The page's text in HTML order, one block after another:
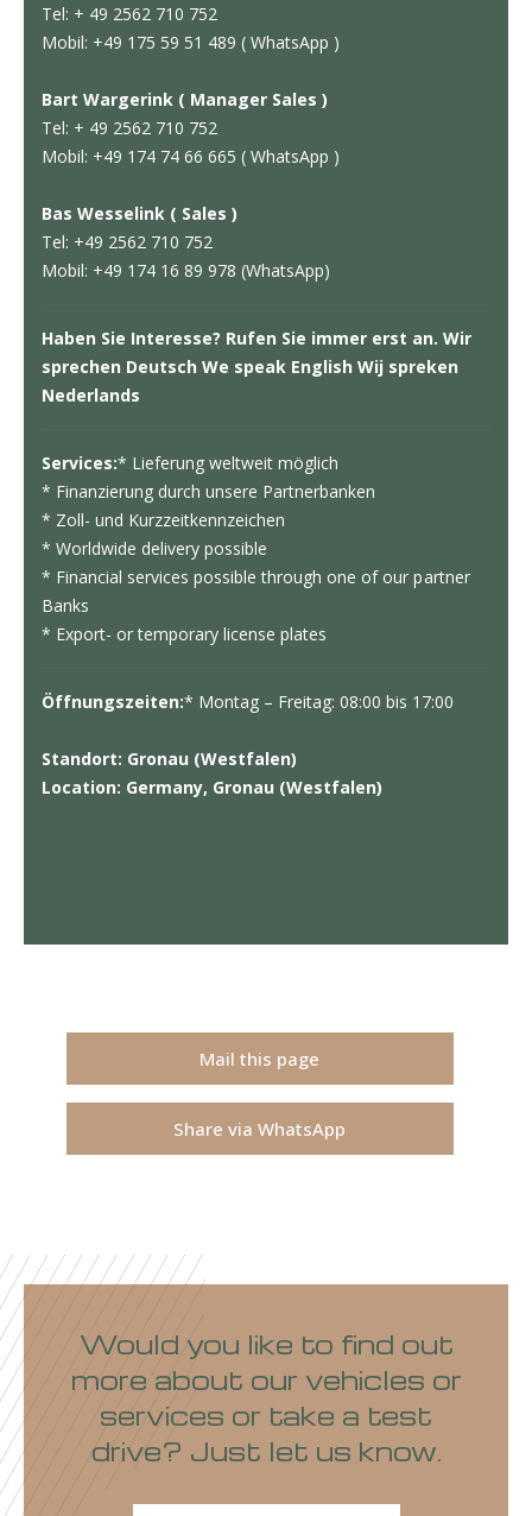
Tel: + 49 2562 710 752
Mobil: +49 175 59 51 489 ( WhatsApp )
Bart Wargerink ( Manager Sales )
Tel: + 49 2562 710 752
Mobil: +49 174 74 66 665 ( WhatsApp )
Bas Wesselink ( Sales )
Tel: +49 2562 710 752
Mobil: +49 174 16 89 978 (WhatsApp)
Haben Sie Interesse? Rufen Sie immer erst an. Wir
sprechen Deutsch We speak English Wij spreken
Nederlands
Services:* Lieferung weltweit möglich
* Finanzierung durch unsere Partnerbanken
* Zoll- und Kurzzeitkennzeichen
* Worldwide delivery possible
* Financial services possible through one of our partner
Banks
* Export- or temporary license plates
Öffnungszeiten:* Montag – Freitag: 08:00 bis 17:00
Standort: Gronau (Westfalen)
Location: Germany, Gronau (Westfalen)
Mail this page
Share via WhatsApp
Would you like to find out
more about our vehicles or
services or take a test
drive? Just let us know.